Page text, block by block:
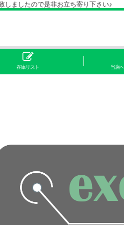
たので是非お立ち寄り下さい♪
在庫リスト 当店